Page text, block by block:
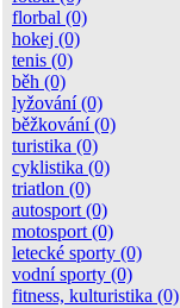
florbal (0)
hokej (0)
tenis (0)
běh (0)
lyžování (0)
běžkování (0)
turistika (0)
cyklistika (0)
triatlon (0)
autosport (0)
motosport (0)
letecké sporty (0)
vodní sporty (0)
fitness, kulturistika (0)